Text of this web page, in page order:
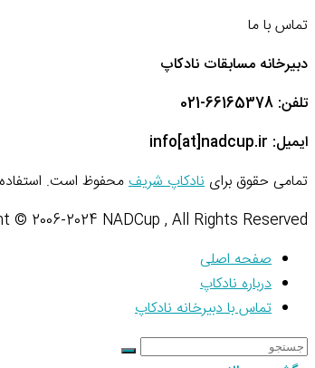
تماس با ما
دبیرخانه مسابقات نادکاپ
تلفن: 66165378-021
ایمیل: info[at]nadcup.ir
تمامی حقوق برای نادکاپ شریفمحفوظ است.
© 2006-2024 NADCup , All Rights Reserved
صفحه اصلی
درباره نادکاپ
تماس با دبیرخانه نادکاپ